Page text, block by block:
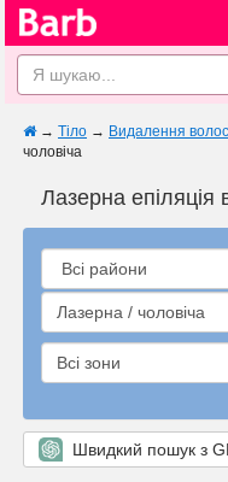
→ Тіло → Видалення
чоловіча
Лазерна епіляція
Лазерна / чоловіча
Всі зони
Швидкий пошук з